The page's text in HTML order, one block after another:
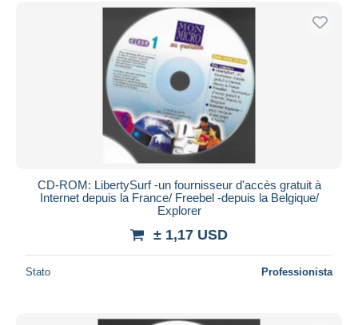
CD-ROM: LibertySurf -un fournisseur d'accès gratuit à
Internet depuis la France/ Freebel -depuis la Belgique/
Explorer
± 1,17 USD
Stato Professionista